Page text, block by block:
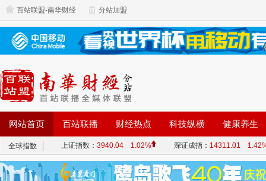
百站联盟-南华财经 分站加盟
网站首页 百站联播 财经热点 科技纵横 健康养生